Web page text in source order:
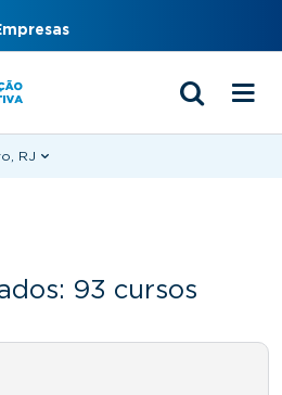
RJ
93 cursos